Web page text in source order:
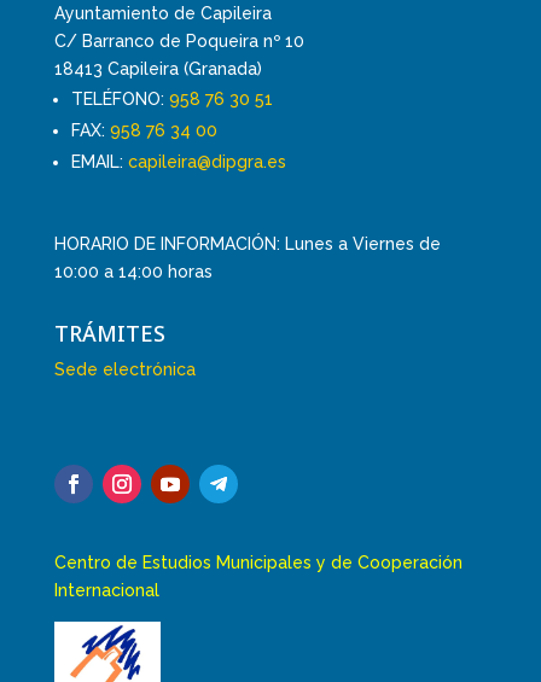
Ayuntamiento de Capileira
C/ Barranco de Poqueira nº 10
18413 Capileira (Granada)
TELÉFONO: 958 76 30 51
FAX: 958 76 34 00
EMAIL: capileira@dipgra.es
HORARIO DE INFORMACIÓN: Lunes a Viernes de
10:00 a 14:00 horas
TRÁMITES
Sede electrónica
Centro de Estudios Municipales y de Cooperación
Internacional